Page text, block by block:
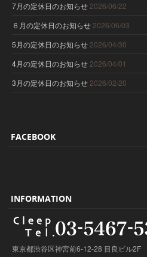
7月の定休日のお知らせ 2026/06/22
６月の定休日のお知らせ 2026/06/03
5月の定休日のお知らせ 2026/04/30
4月の定休日のお知らせ 2026/04/01
3月の定休日のお知らせ 2026/02/20
FACEBOOK
INFORMATION
東京都渋谷区神宮前6-12-28 目良ビル2F